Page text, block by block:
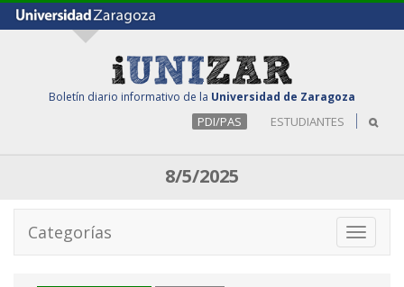
Boletín diario informativo de la Universidad de Zaragoza
PDI/PAS ESTUDIANTES
8/5/2025
Toggle
Categorías